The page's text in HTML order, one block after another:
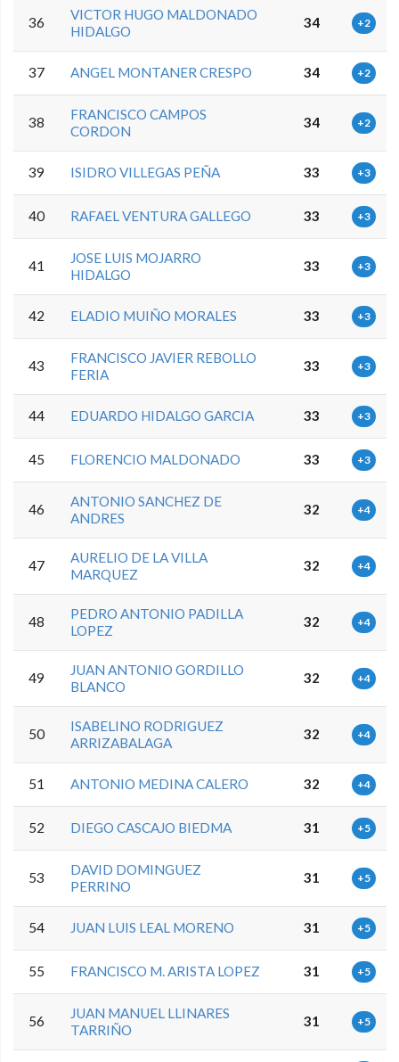
36
VICTOR HUGO MALDONADO
HIDALGO
34 +2
37 ANGEL MONTANER CRESPO 34 +2
38
FRANCISCO CAMPOS
CORDON
34 +2
39 ISIDRO VILLEGAS PEÑA 33 +3
40 RAFAEL VENTURA GALLEGO 33 +3
41
JOSE LUIS MOJARRO
HIDALGO
33 +3
42 ELADIO MUIÑO MORALES 33 +3
43
FRANCISCO JAVIER REBOLLO
FERIA
33 +3
44 EDUARDO HIDALGO GARCIA 33 +3
45 FLORENCIO MALDONADO 33 +3
46
ANTONIO SANCHEZ DE
ANDRES
32 +4
47
AURELIO DE LA VILLA
MARQUEZ
32 +4
48
PEDRO ANTONIO PADILLA
LOPEZ
32 +4
49
JUAN ANTONIO GORDILLO
BLANCO
32 +4
50
ISABELINO RODRIGUEZ
ARRIZABALAGA
32 +4
51 ANTONIO MEDINA CALERO 32 +4
52 DIEGO CASCAJO BIEDMA 31 +5
53
DAVID DOMINGUEZ
PERRINO
31 +5
54 JUAN LUIS LEAL MORENO 31 +5
55 FRANCISCO M. ARISTA LOPEZ 31 +5
56
JUAN MANUEL LLINARES
TARRIÑO
31 +5